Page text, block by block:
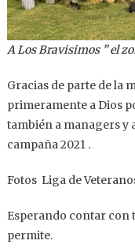
A Los Bravisimos ” el
Gracias de parte de la
primeramente a Dios
también a managers y
campaña 2021 .
Fotos Liga de
Esperando contar con
permite.